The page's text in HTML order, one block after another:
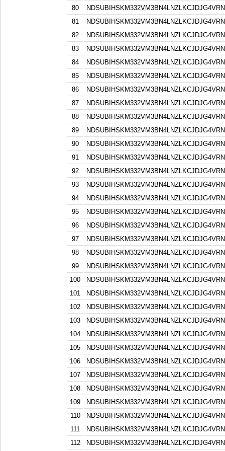
80
81
82
83
84
85
86
87
88
89
90
91
92
93
94
95
96
97
98
99
100
101
102
103
104
105
106
107
108
109
110
111
112